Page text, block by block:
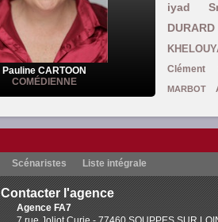
Pauline CARTOON
COMÉDIENNE
iyad
DURARD
Clément
MARBOT
Carine
Guillemette
Scénaristes Liste intégrale
Contacter l'agence
Agence FA7